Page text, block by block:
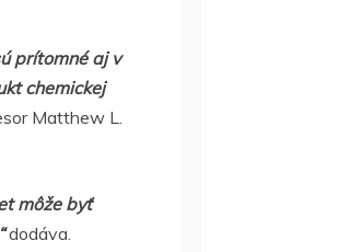
prítomné aj v
chemickej
Matthew L.
môže byť
dodáva.